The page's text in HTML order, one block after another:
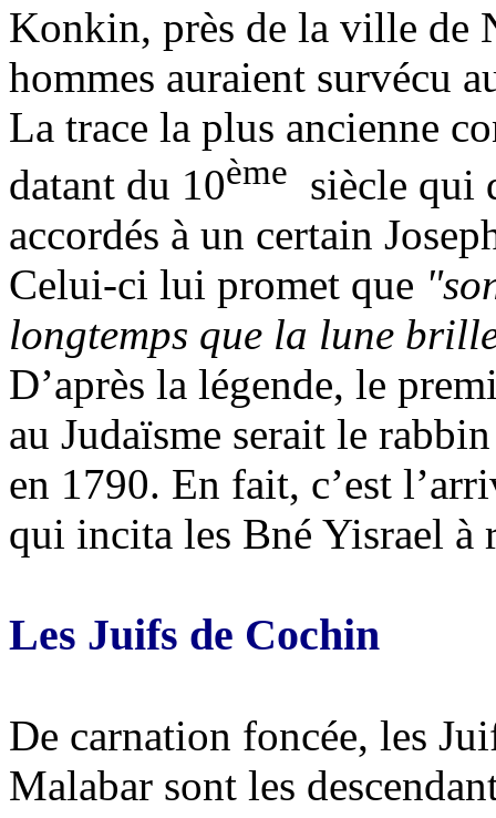
Konkin, près de la ville de
hommes auraient survécu
La trace la plus ancienne
datant du 10ème
siècle qui
accordés à un certain
Celui-ci lui promet que
longtemps que la lune
D’après la légende, le
au Judaïsme serait le
en 1790. En fait, c’est
qui incita les Bné Yisrael à
Les Juifs de Cochin
De carnation foncée, les
Malabar sont les